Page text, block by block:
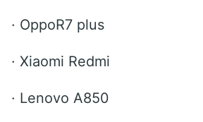
· OppoR7 plus
· Xiaomi Redmi
· Lenovo A850